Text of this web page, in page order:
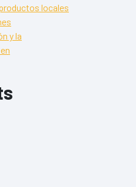
locales
y la